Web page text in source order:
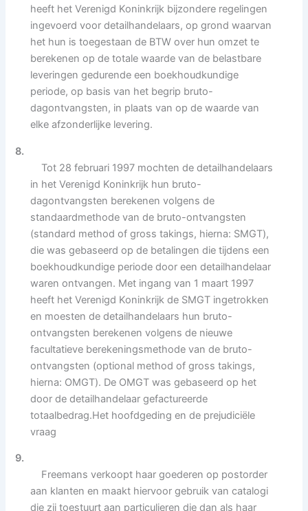
heeft het Verenigd Koninkrijk bijzondere regelingen
ingevoerd voor detailhandelaars, op grond waarvan
het hun is toegestaan de BTW over hun omzet te
berekenen op de totale waarde van de belastbare
leveringen gedurende een boekhoudkundige
periode, op basis van het begrip bruto-
dagontvangsten, in plaats van op de waarde van
elke afzonderlijke levering.
8.
Tot 28 februari 1997 mochten de detailhandelaars
in het Verenigd Koninkrijk hun bruto-
dagontvangsten berekenen volgens de
standaardmethode van de bruto-ontvangsten
(standard method of gross takings, hierna: SMGT),
die was gebaseerd op de betalingen die tijdens een
boekhoudkundige periode door een detailhandelaar
waren ontvangen. Met ingang van 1 maart 1997
heeft het Verenigd Koninkrijk de SMGT ingetrokken
en moesten de detailhandelaars hun bruto-
ontvangsten berekenen volgens de nieuwe
facultatieve berekeningsmethode van de bruto-
ontvangsten (optional method of gross takings,
hierna: OMGT). De OMGT was gebaseerd op het
door de detailhandelaar gefactureerde
totaalbedrag.Het hoofdgeding en de prejudiciële
vraag
9.
Freemans verkoopt haar goederen op postorder
aan klanten en maakt hiervoor gebruik van catalogi
die zij toestuurt aan particulieren die dan als haar